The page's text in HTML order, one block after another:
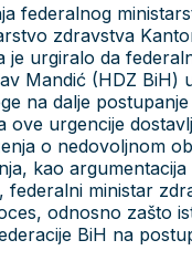
federalnog
zdravstva
je urgiralo da
Mandić (HDZ BiH)
na dalje
ove urgencije
o nedovoljnom
kao argumentacija
federalni ministar
odnosno zašto
BiH na